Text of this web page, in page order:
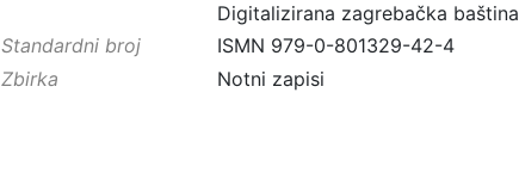
Digitalizirana zagrebačka baština
Standardni broj
ISMN 979-0-801329-42-4
Zbirka
Notni zapisi